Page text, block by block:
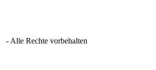
- Alle Rechte vorbehalten